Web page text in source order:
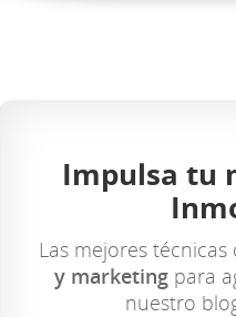
Impulsa tu
Las mejores técnicas
y marketingpara
nuestro